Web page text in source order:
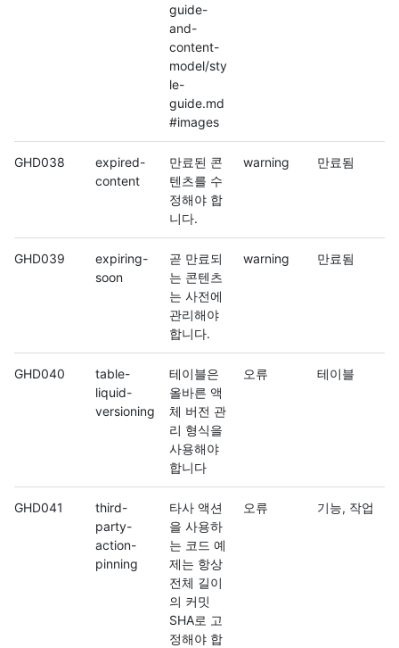
guide-
and-
content-
model/sty
le-
guide.md
#images
GHD038
expired-
content
만료된 콘
텐츠를 수
정해야 합
니다.
warning 만료됨
GHD039
expiring-
soon
곧 만료되
는 콘텐츠
는 사전에
관리해야
합니다.
warning 만료됨
GHD040
table-
liquid-
versioning
테이블은
올바른 액
체 버전 관
리 형식을
사용해야
합니다
오류 테이블
GHD041
third-
party-
action-
pinning
타사 액션
을 사용하
는 코드 예
제는 항상
전체 길이
의 커밋
SHA로 고
정해야 합
오류 기능, 작업